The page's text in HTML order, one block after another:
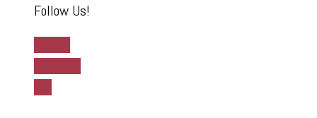
Follow Us!